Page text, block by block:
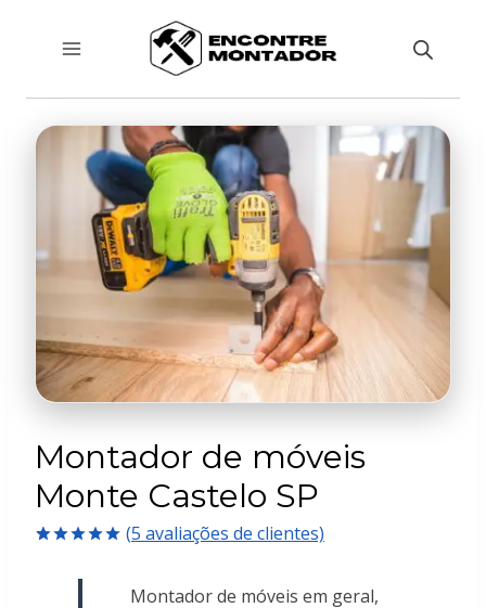
Conteúdo
Montador de móveis
Monte Castelo SP
como5.00
(5 avaliações de clientes)
Montador de móveis em geral,